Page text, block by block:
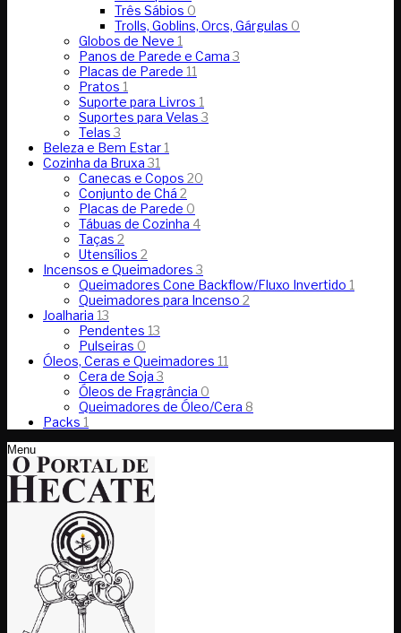
Três Sábios 0
Trolls, Goblins, Orcs, Gárgulas 0
Globos de Neve 1
Panos de Parede e Cama3
Placas de Parede 11
Pratos 1
Suporte para Livros 1
Suportes para Velas3
Telas3
Beleza e Bem Estar 1
Cozinha da Bruxa31
Canecas e Copos 20
Conjunto de Chá 2
Placas de Parede 0
Tábuas de Cozinha 4
Taças 2
Utensílios 2
Incensos e Queimadores3
Queimadores Cone Backflow/Fluxo Invertido 1
Queimadores para Incenso 2
Joalharia 13
Pendentes 13
Pulseiras 0
Óleos, Ceras e Queimadores 11
Cera de Soja3
Óleos de Fragrância 0
Queimadores de Óleo/Cera 8
Packs 1
Menu